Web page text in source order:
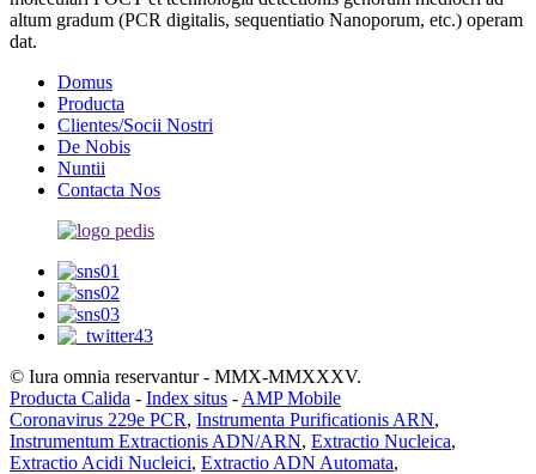
altum gradum (PCR digitalis, sequentiatio Nanoporum, etc.) operam
dat.
Domus
Producta
Clientes/Socii Nostri
De Nobis
Nuntii
Contacta Nos
© Iura omnia reservantur - MMX-MMXXXV.
Producta Calida - Index situs - AMP Mobile
Coronavirus 229e PCR, Instrumenta Purificationis ARN,
Instrumentum Extractionis ADN/ARN, Extractio Nucleica,
Extractio Acidi Nucleici, Extractio ADN Automata,